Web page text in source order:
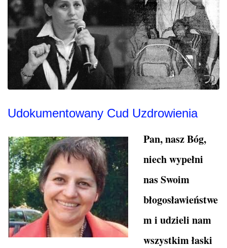
Udokumentowany Cud Uzdrowienia
Pan, nasz Bóg,
niech wypełni
nas Swoim
błogosławieństwe
m i udzieli nam
wszystkim łaski